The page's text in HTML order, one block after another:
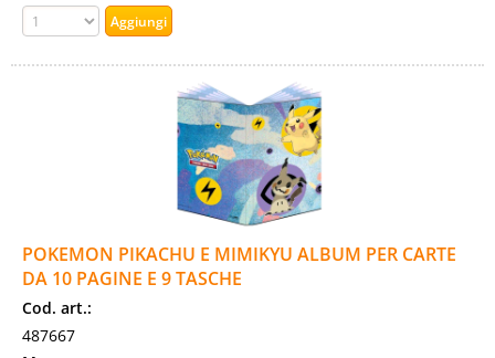
POKEMON PIKACHU E MIMIKYU ALBUM PER CARTE
DA 10 PAGINE E 9 TASCHE
Cod. art.:
487667